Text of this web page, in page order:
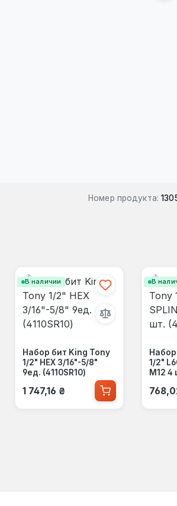
Номер продукта:
В наличии
Набор бит King Tony
1/2" HEX 3/16"-5/8"
9ед. (4110SR10)
Обычная цена:
1 747,16 ₴
В
1/2"
М12 4